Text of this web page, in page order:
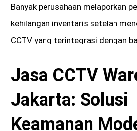
Banyak perusahaan melaporkan
kehilangan inventaris setelah
CCTV yang terintegrasi dengan
Jasa CCTV
Jakarta: Solusi
Keamanan